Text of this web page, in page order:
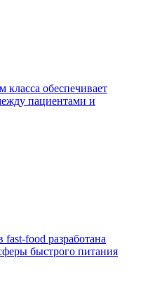
класса обеспечивает
пациентами и
food разработана
быстрого питания